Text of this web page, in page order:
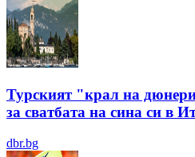
Турският "крал на
за сватбата на сина си в
dbr.bg